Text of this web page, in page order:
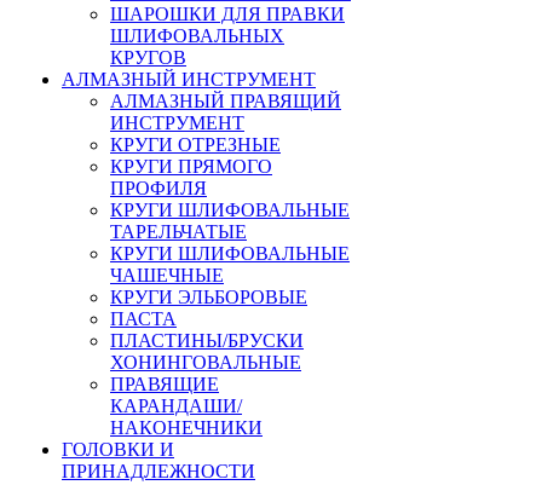
ШАРОШКИ ДЛЯ ПРАВКИ
ШЛИФОВАЛЬНЫХ
КРУГОВ
АЛМАЗНЫЙ ИНСТРУМЕНТ
АЛМАЗНЫЙ ПРАВЯЩИЙ
ИНСТРУМЕНТ
КРУГИ ОТРЕЗНЫЕ
КРУГИ ПРЯМОГО
ПРОФИЛЯ
КРУГИ ШЛИФОВАЛЬНЫЕ
ТАРЕЛЬЧАТЫЕ
КРУГИ ШЛИФОВАЛЬНЫЕ
ЧАШЕЧНЫЕ
КРУГИ ЭЛЬБОРОВЫЕ
ПАСТА
ПЛАСТИНЫ/БРУСКИ
ХОНИНГОВАЛЬНЫЕ
ПРАВЯЩИЕ
КАРАНДАШИ/
НАКОНЕЧНИКИ
ГОЛОВКИ И
ПРИНАДЛЕЖНОСТИ